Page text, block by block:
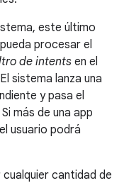
este último
procesar el
de intentsen el
sistema lanza una
y pasa el
más de una app
usuario podrá
cantidad de